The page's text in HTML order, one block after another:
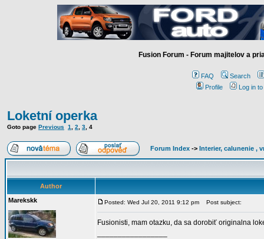
Fusion Forum - Forum majitelov a
FAQ
Search
Profile
Log in
Loketní operka
Goto page Previous 1 2 3 4
Forum Index -> Interier, calunenie ,
Author
Marekskk
Posted: Wed Jul 20, 2011 9:12 pm Post subject:
Fusionisti, mam otazku, da sa dorobiť originalna